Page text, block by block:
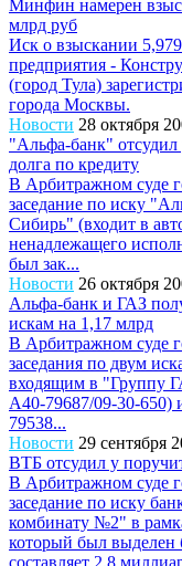
Минфин намерен
млрд руб
Иск о взыскании
предприятия -
(город Тула)
города Москвы.
Новости 28 октября
"Альфа-банк"
долга по кредиту
В Арбитражном суде
заседание по иску
Сибирь" (входит в
ненадлежащего
был зак...
Новости 26 октября
Альфа-банк и ГАЗ
искам на 1,17 млрд
В Арбитражном суде
заседания по двум
входящим в "Группу
А40-79687/09-30-
79538...
Новости 29 сентября
ВТБ отсудил у
В Арбитражном суде
заседание по иску
комбинату №2" в
который был